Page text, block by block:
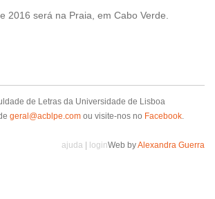
2016 será na Praia, em Cabo Verde.
de Letras da Universidade de Lisboa
geral@acblpe.com ou visite-nos no Facebook.
Web byAlexandra Guerra
ajuda login